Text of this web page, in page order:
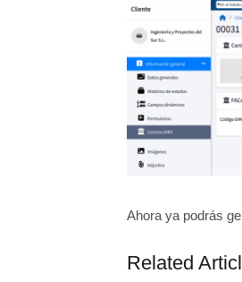
Ahora ya podrás
Related